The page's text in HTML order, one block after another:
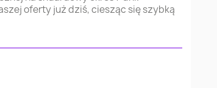
oferty już dziś, ciesząc się szybką